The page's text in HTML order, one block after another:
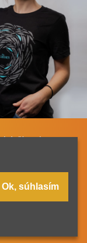
čítania
Ok, súhlasím